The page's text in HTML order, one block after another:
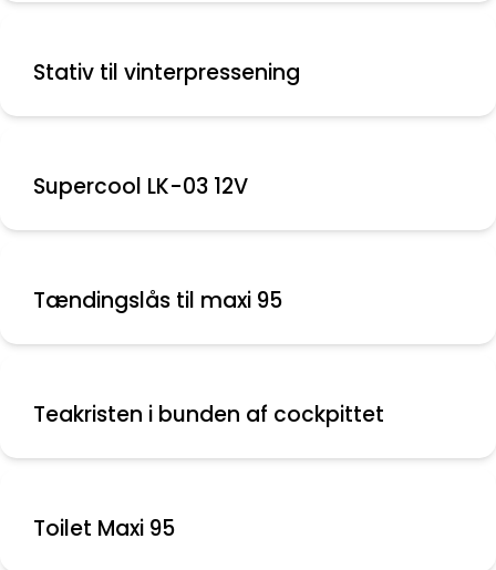
Stativ til vinterpressening
Supercool LK-03 12V
Tændingslås til maxi 95
Teakristen i bunden af cockpittet
Toilet Maxi 95